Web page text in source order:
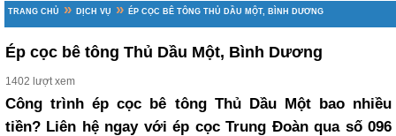
TRANG CHỦ » DỊCH VỤ » ÉP CỌC BÊ TÔNG THỦ DẦU MỘT, BÌNH DƯƠNG
Ép cọc bê tông Thủ Dầu Một, Bình Dương
1402 lượt xem
Công trình ép cọc bê tông Thủ Dầu Một bao nhiều
tiền? Liên hệ ngay với ép cọc Trung Đoàn qua số 096